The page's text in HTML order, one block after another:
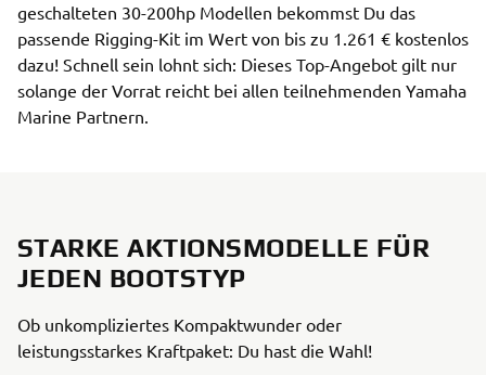
geschalteten 30-200hp Modellen bekommst Du das
passende Rigging-Kit im Wert von bis zu 1.261 € kostenlos
dazu! Schnell sein lohnt sich: Dieses Top-Angebot gilt nur
solange der Vorrat reicht bei allen teilnehmenden Yamaha
Marine Partnern.
STARKE AKTIONSMODELLE FÜR
JEDEN BOOTSTYP
Ob unkompliziertes Kompaktwunder oder
leistungsstarkes Kraftpaket: Du hast die Wahl!